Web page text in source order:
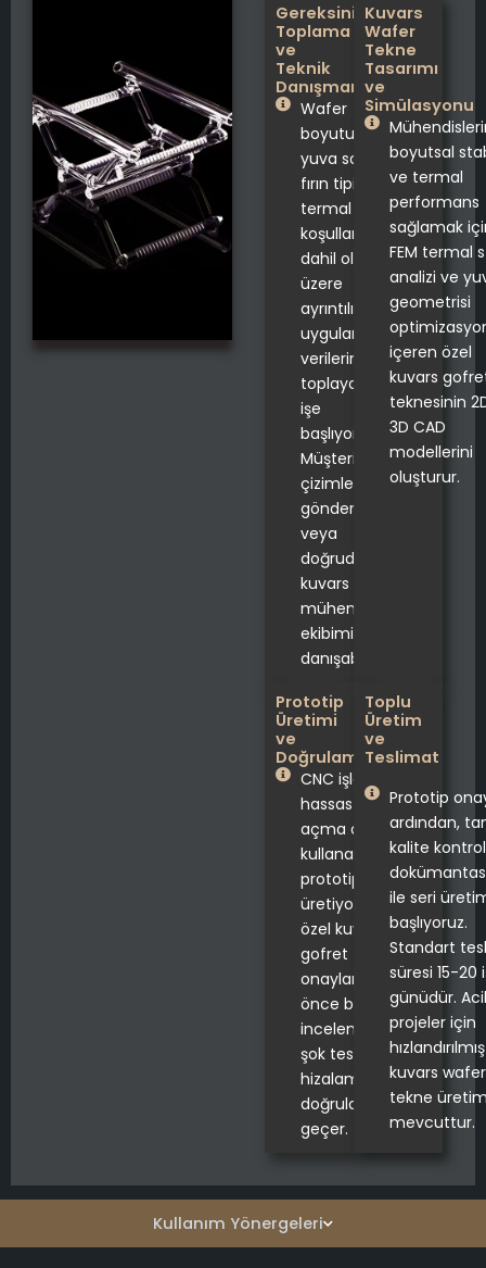
Kullanım Yönergeleri
Gereksinim
Toplama
ve
Teknik
Danışmanlık
Wafer
boyutu,
yuva sayısı,
fırın tipi ve
termal
koşullar
dahil olmak
üzere
ayrıntılı
uygulama
verilerini
toplayarak
işe
başlıyoruz.
Müşteriler
çizimleri
gönderebilir
veya
doğrudan
kuvars
mühendislik
ekibimize
danışabilir.
Kuvars
Wafer
Tekne
Tasarımı
ve
Simülasyonu
boyutsal
ve termal
performans
sağlamak
FEM termal
analizi ve
geometrisi
içeren özel
kuvars
teknesinin
3D CAD
modellerini
oluşturur.
Prototip
Üretimi
ve
Doğrulama
CNC işleme ve
hassas kanal
açma araçları
kullanarak bir
prototip
üretiyoruz. Her
özel kuvars
gofret teknesi,
onaylanmadan
önce boyutsal
inceleme, termal
şok testi ve yuva
hizalama
doğrulamasından
geçer.
Toplu
Üretim
ve
Teslimat
Prototip
ardından,
kalite kontrol
ile seri
başlıyoruz.
Standart
süresi 15-20
günüdür. Acil
projeler için
hızlandırılmış
kuvars wafer
tekne
mevcuttur.